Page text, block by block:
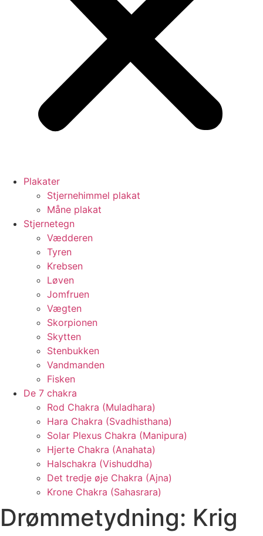
Plakater
Stjernehimmel plakat
Måne plakat
Stjernetegn
Vædderen
Tyren
Krebsen
Løven
Jomfruen
Vægten
Skorpionen
Skytten
Stenbukken
Vandmanden
Fisken
De 7 chakra
Rod Chakra (Muladhara)
Hara Chakra (Svadhisthana)
Solar Plexus Chakra (Manipura)
Hjerte Chakra (Anahata)
Halschakra (Vishuddha)
Det tredje øje Chakra (Ajna)
Krone Chakra (Sahasrara)
Drømmetydning: Krig